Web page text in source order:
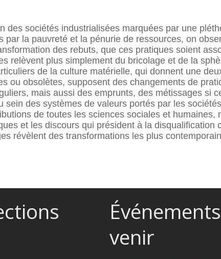
des sociétés industrialisées marquées par une
par la pauvreté et la pénurie de ressources, on
des rebuts, que ces pratiques soient
relèvent plus simplement du bricolage et de la
de la culture matérielle, qui donnent une
ou obsolètes, supposent des changements de
mais aussi des emprunts, des métissages si
sein des systèmes de valeurs portés par les
de toutes les sciences sociales et
et les discours qui président à la disqualification
révèlent des transformations les plus
venir